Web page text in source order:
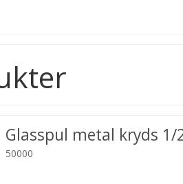
Glasspul metal kryds 1/
50000